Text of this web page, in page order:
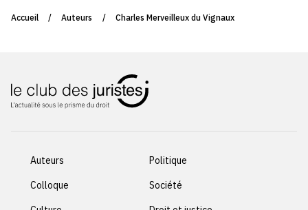
Accueil / Auteurs / Charles Merveilleux du Vignaux
Auteurs
Colloque
Politique
Société